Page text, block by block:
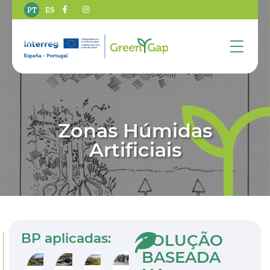
PT ES
Zonas Húmidas
Artificiais
SOLUÇÃO
BASEADA
BP aplicadas: